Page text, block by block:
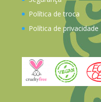
Política de troca
Política de privacidade